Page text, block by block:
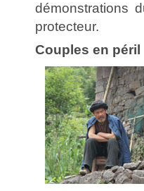
démonstrations
protecteur.
Couples en péril